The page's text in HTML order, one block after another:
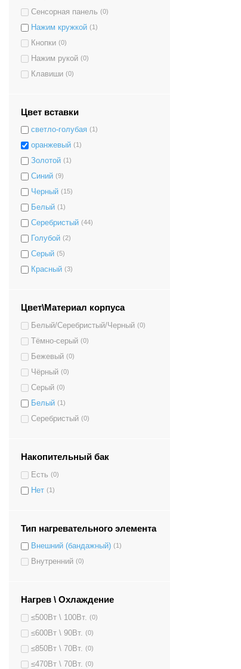
Сенсорная панель (0)
Нажим кружкой (1)
Кнопки (0)
Нажим рукой (0)
Клавиши (0)
Цвет вставки
светло-голубая (1)
оранжевый (1)
Золотой (1)
Синий (9)
Черный (15)
Белый (1)
Серебристый (44)
Голубой (2)
Серый (5)
Красный (3)
Цвет\Материал корпуса
Белый/Серебристый/Черный (0)
Тёмно-серый (0)
Бежевый (0)
Чёрный (0)
Серый (0)
Белый (1)
Серебристый (0)
Накопительный бак
Есть (0)
Нет (1)
Тип нагревательного элемента
Внешний (бандажный) (1)
Внутренний (0)
Нагрев \ Охлаждение
≤500Вт \ 100Вт. (0)
≤600Вт \ 90Вт. (0)
≤850Вт \ 70Вт. (0)
≤470Вт \ 70Вт. (0)